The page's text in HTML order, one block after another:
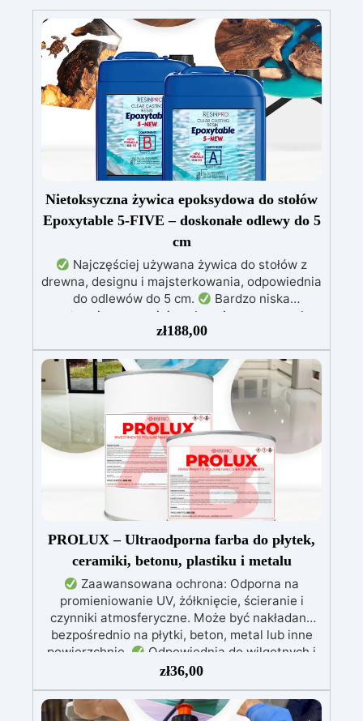
Nietoksyczna żywica epoksydowa do stołów
Epoxytable 5-FIVE – doskonałe odlewy do 5
cm
Najczęściej używana żywica do stołów z
drewna, designu i majsterkowania, odpowiednia
do odlewów do 5 cm.
Bardzo niska
egzotermia zapewniająca bezpieczną pracę bez
Odporna na zarysowania i
żółknięcie dzięki filtrom UV i wysokiej jakości
mechanicznej.
Niska lepkość, eliminująca
pęcherzyki powietrza i zapewniająca gładkie
wykończenie.
Bezpieczna i nietoksyczna,
wolna od BPA/VOC, certyfikowana do
długotrwałego kontaktu ze skórą.
zł188,00
PROLUX – Ultraodporna farba do płytek,
ceramiki, betonu, plastiku i metalu
Zaawansowana ochrona: Odporna na
promieniowanie UV, żółknięcie, ścieranie i
czynniki atmosferyczne. Może być nakładana
bezpośrednio na płytki, beton, metal lub inne
powierzchnie.
Odpowiednia do wilgotnych i
intensywnie użytkowanych miejsc: Specjalna
formuła, idealna do środowisk wymagających
najwyższej trwałości.
Wszechstronne i
zł36,00